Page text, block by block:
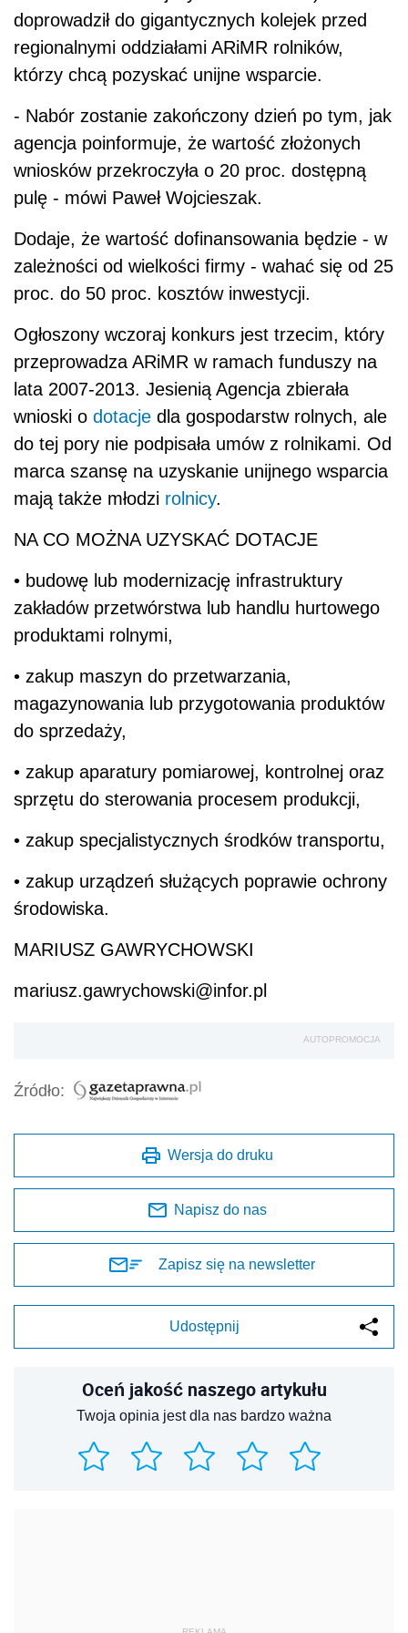
doprowadził do gigantycznych kolejek przed
regionalnymi oddziałami ARiMR rolników,
którzy chcą pozyskać unijne wsparcie.
- Nabór zostanie zakończony dzień po tym, jak
agencja poinformuje, że wartość złożonych
wniosków przekroczyła o 20 proc. dostępną
pulę - mówi Paweł Wojcieszak.
Dodaje, że wartość dofinansowania będzie - w
zależności od wielkości firmy - wahać się od 25
proc. do 50 proc. kosztów inwestycji.
Ogłoszony wczoraj konkurs jest trzecim, który
przeprowadza ARiMR w ramach funduszy na
lata 2007-2013. Jesienią Agencja zbierała
wnioski o dotacje dla gospodarstw rolnych, ale
do tej pory nie podpisała umów z rolnikami. Od
marca szansę na uzyskanie unijnego wsparcia
mają także młodzi rolnicy.
NA CO MOŻNA UZYSKAĆ DOTACJE
• budowę lub modernizację infrastruktury
zakładów przetwórstwa lub handlu hurtowego
produktami rolnymi,
• zakup maszyn do przetwarzania,
magazynowania lub przygotowania produktów
do sprzedaży,
• zakup aparatury pomiarowej, kontrolnej oraz
sprzętu do sterowania procesem produkcji,
• zakup specjalistycznych środków transportu,
• zakup urządzeń służących poprawie ochrony
środowiska.
MARIUSZ GAWRYCHOWSKI
mariusz.gawrychowski@infor.pl
AUTOPROMOCJA
Źródło:
Wersja do druku
Napisz do nas
Zapisz się na newsletter
Udostępnij
Oceń jakość naszego artykułu
Twoja opinia jest dla nas bardzo ważna